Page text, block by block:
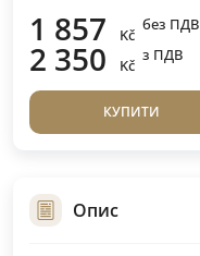
1 857 Kč
без ПДВ
2 350 Kč
з ПДВ
КУПИТИ
Опис